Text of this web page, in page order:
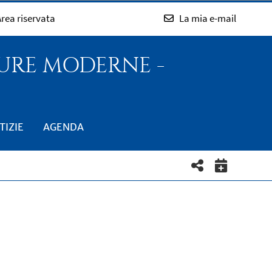
riservata La mia e-mail
MODERNE -
AGENDA